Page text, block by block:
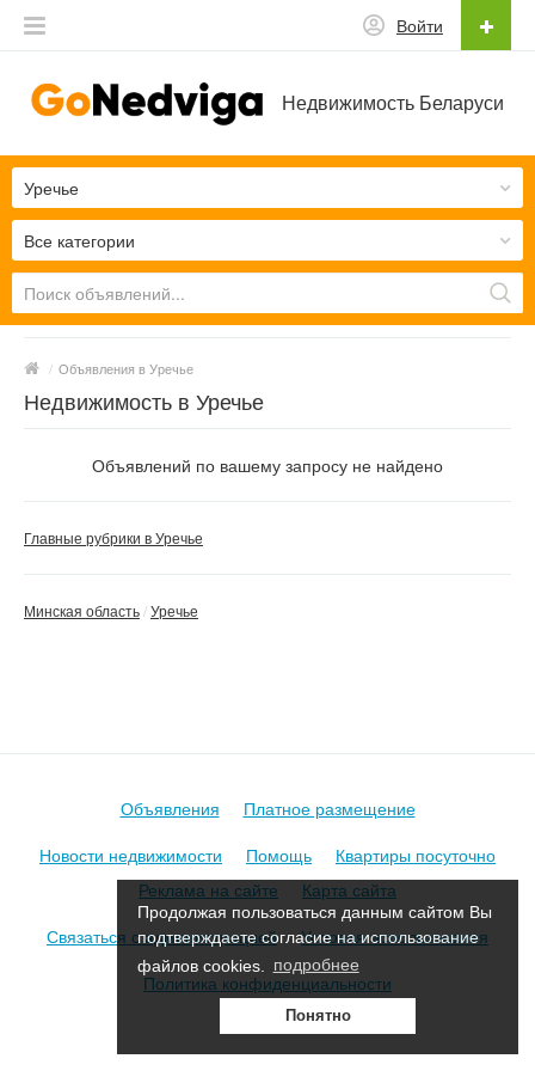
Продолжая пользоваться данным сайтом Вы
подтверждаете согласие на использование
файлов cookies.
подробнее
Понятно
Недвижимость Беларуси
Войти
Все категории
Уречье
/ Объявления в Уречье
Недвижимость в Уречье
Объявлений по вашему запросу не найдено
Главные рубрики в Уречье
Минская область Уречье
Объявления
Платное размещение
Новости недвижимости
Помощь
Квартиры посуточно
Реклама на сайте
Карта сайта
Связаться с администрацией
Условия использования
Политика конфиденциальности